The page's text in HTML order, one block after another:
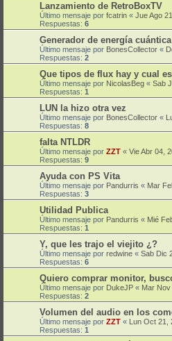
Lanzamiento de RetroBoxTV
Último mensaje por fcatrin « Jue Ago
Respuestas: 6
Generador de energía
Último mensaje por BonesCollector «
Respuestas: 2
Que tipos de flux hay y cual
Último mensaje por NicolasBeg « Sab
Respuestas: 1
LUN la hizo otra vez
Último mensaje por BonesCollector «
Respuestas: 8
falta NTLDR
Último mensaje por ZZT « Vie Abr 04,
Respuestas: 9
Ayuda con PS Vita
Último mensaje por Pandurris « Mar
Respuestas: 3
Utilidad Publica
Último mensaje por Pandurris « Mié
Respuestas: 1
Y, que les trajo el viejito ¿?
Último mensaje por redwine « Sab Dic
Respuestas: 6
Quiero comprar monitor,
Último mensaje por DukeJP « Mar
Respuestas: 2
Volumen del audio en los
Último mensaje por ZZT «
Lun Oct
Respuestas: 1